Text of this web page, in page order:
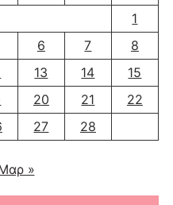
1
6 7
8
13 14
15
20 21
22
27 28
»